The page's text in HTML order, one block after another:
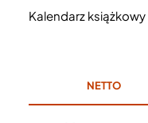
Kalendarz
NETTO